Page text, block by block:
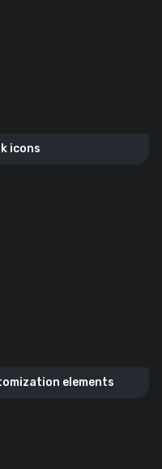
icons
elements